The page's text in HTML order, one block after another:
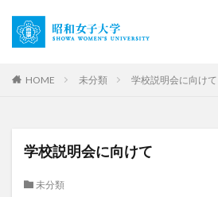
HOME 未分類 学校説明会に向けて
学校説明会に向けて
未分類